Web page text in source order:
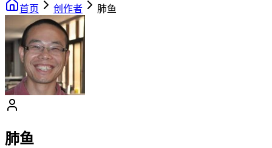
首页 创作者 肺鱼
肺鱼